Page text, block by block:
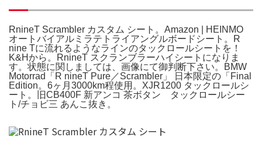
RnineT Scrambler カスタム シート。Amazon | HEINMO
オートバイアルミラテトライアングルボードシート。R
nine Tに流れるようなラインのタックロールシートを！
K&Hから。RnineT スクランブラーハイシートになりま
す。状態に関しましては、画像にて御判断下さい。BMW
Motorrad「R nineT Pure／Scrambler」 日本限定の「Final
Edition。6ヶ月3000km程使用。XJR1200 タックロールシ
ート。旧CB400F 新アンコ 茶ボタン タックロールシー
ト/チョビ三 あんこ抜き。